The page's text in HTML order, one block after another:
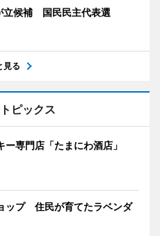
立候補 国民民主代表選
見る
ピックス
ー専門店「たまにわ酒店」
ップ 住民が育てたラベンダ